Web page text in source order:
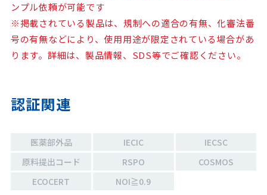
ンプル依頼が可能です
※掲載されている製品は、規制への適合の有無、化審法番
号の有無などにより、使用用途が限定されている場合があ
ります。詳細は、製品情報、SDS等でご確認ください。
認証関連
医薬部外品 IECIC
IECSC
原料提出コード
RSPO
COSMOS
ECOCERT
NOI≧0.9